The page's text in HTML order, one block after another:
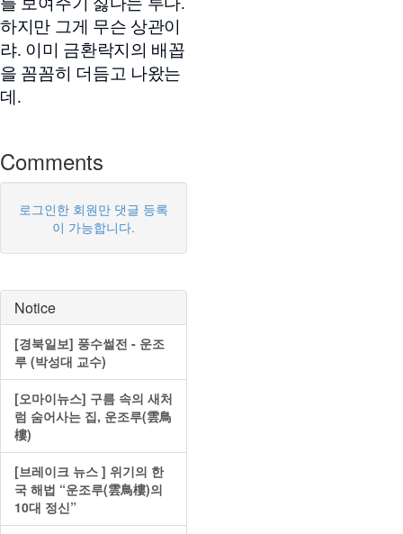
하지만 그게 무슨 상관이
랴. 이미 금환락지의 배꼽
을 꼼꼼히 더듬고 나왔는
데.
Comments
로그인한 회원만 댓글 등록
이 가능합니다.
Notice
[경북일보] 풍수썰전 - 운조
루 (박성대 교수)
[오마이뉴스] 구름 속의 새처
럼 숨어사는 집, 운조루(雲鳥
樓)
[브레이크 뉴스 ] 위기의 한
국 해법 “운조루(雲鳥樓)의
10대 정신”